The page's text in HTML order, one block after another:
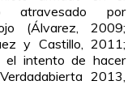
atravesado por
(Álvarez, 2009;
y Castillo, 2011;
el intento de hacer
2013,